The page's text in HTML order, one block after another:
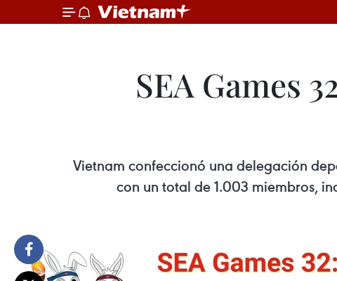
SEA Games
Vietnam confeccionó una delegación
con un total de 1.003 miembros,